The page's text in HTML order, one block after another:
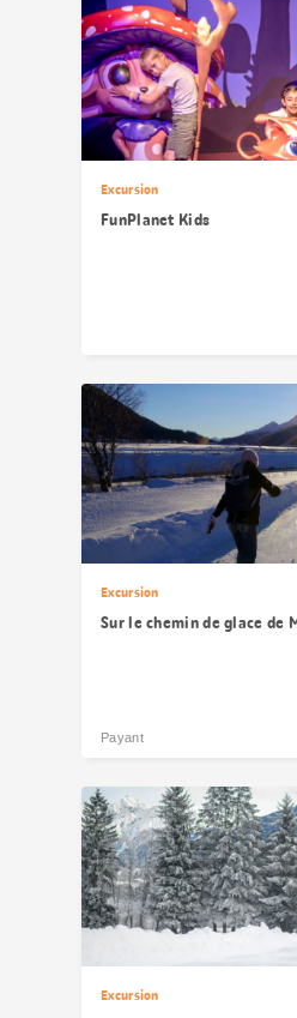
Excursion
FunPlanet Kids
Excursion
Sur le chemin de glace de
Payant
Excursion